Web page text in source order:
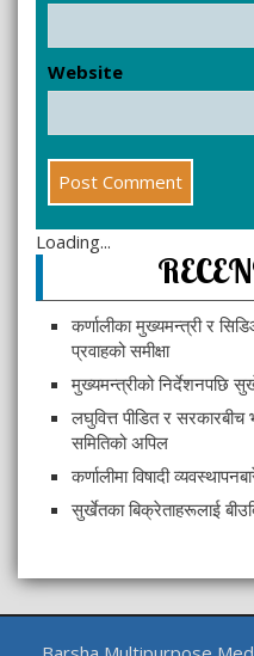
Website
Loading...
कर्णालीका मुख्यमन्त्री र
प्रवाहको समीक्षा
मुख्यमन्त्रीको निर्देशनपछि
लघुवित्त पीडित र
समितिको अपिल
कर्णालीमा विषादी
सुर्खेतका बिक्रेताहरूलाई